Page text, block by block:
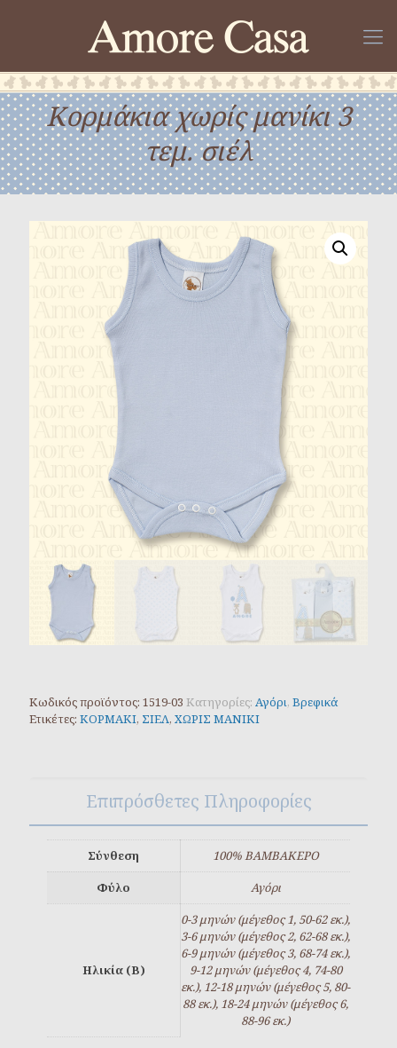
Κορμάκια χωρίς μανίκι 3
τεμ. σιέλ
Κωδικός προϊόντος: 1519-03 Κατηγορίες: Αγόρι, Βρεφικά
Ετικέτες: ΚΟΡΜΑΚΙ, ΣΙΕΛ, ΧΩΡΙΣ ΜΑΝΙΚΙ
Επιπρόσθετες Πληροφορίες
Σύνθεση
100% ΒΑΜΒΑΚΕΡΟ
Φύλο
Αγόρι
Ηλικία (Β)
0-3 μηνών (μέγεθος 1, 50-62 εκ.),
3-6 μηνών (μέγεθος 2, 62-68 εκ.),
6-9 μηνών (μέγεθος 3, 68-74 εκ.),
9-12 μηνών (μέγεθος 4, 74-80
εκ.), 12-18 μηνών (μέγεθος 5, 80-
88 εκ.), 18-24 μηνών (μέγεθος 6,
88-96 εκ.)